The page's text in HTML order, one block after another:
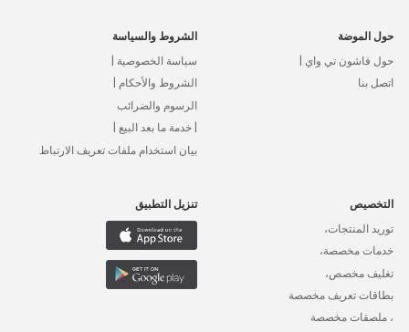
حول الموضة
حول فاشون تي واي |
اتصل بنا
الشروط والسياسة
سياسة الخصوصية |
الشروط والأحكام |
الرسوم والضرائب
| خدمة ما بعد البيع |
بيان استخدام ملفات تعريف الارتباط
التخصيص
توريد المنتجات،
خدمات مخصصة،
تغليف مخصص،
بطاقات تعريف مخصصة
، ملصقات مخصصة
تنزيل التطبيق